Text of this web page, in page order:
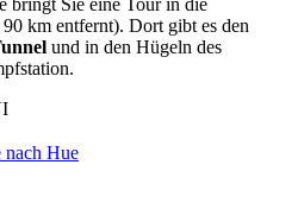
bringt Sie eine Tour in die
km entfernt). Dort gibt es den
und in den Hügeln des
Hue